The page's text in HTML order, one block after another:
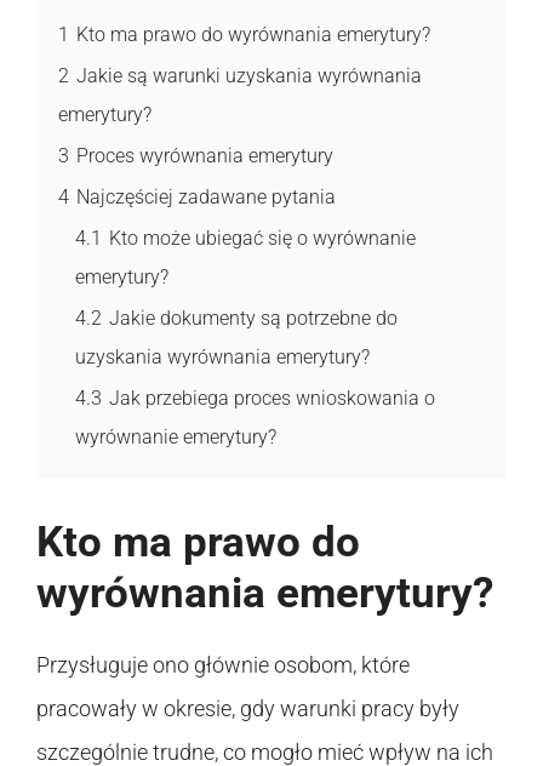
1 Kto ma prawo do wyrównania emerytury?
2 Jakie są warunki uzyskania wyrównania
emerytury?
3 Proces wyrównania emerytury
4 Najczęściej zadawane pytania
4.1 Kto może ubiegać się o wyrównanie
emerytury?
4.2 Jakie dokumenty są potrzebne do
uzyskania wyrównania emerytury?
4.3 Jak przebiega proces wnioskowania o
wyrównanie emerytury?
Kto ma prawo do
wyrównania emerytury?
Przysługuje ono głównie osobom, które
pracowały w okresie, gdy warunki pracy były
szczególnie trudne, co mogło mieć wpływ na ich